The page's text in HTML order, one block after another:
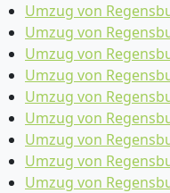
Umzug von
Umzug von
Umzug von
Umzug von
Umzug von
Umzug von
Umzug von
Umzug von
Umzug von